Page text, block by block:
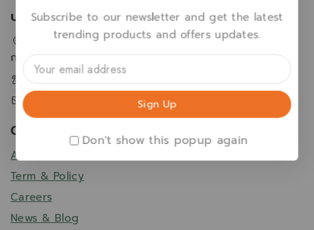
บริษัท ไอเดียล แอพโพรช จำกัด
2 ซอยกรุงเทพกรีฑา19 แขวงทับช้าง เขตสะพานสูง
กรุงเทพฯ 10250
02-368-2833
customer@aquaplus.co.th
Get To Know Us
About Us
Term & Policy
Careers
News & Blog
Subscribe to our newsletter and get the latest
trending products and offers updates.
Don't show this popup again